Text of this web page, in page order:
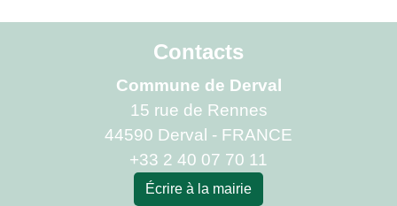
Contacts
Commune de Derval
15 rue de Rennes
44590 Derval - FRANCE
+33 2 40 07 70 11
Écrire à la mairie